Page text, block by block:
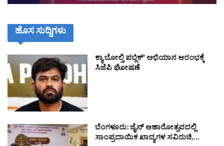
ಹೊಸ ಸುದ್ದಿಗಳು
ಕ್ಯಾ ಬೋಲ್ತಿ ಪಬ್ಲಿಕ್’ ಅಭಿಯಾನ ಆರಂಭಕ್ಕೆ
ಸಿಜೆಪಿ ಘೋಷಣೆ
ಬೆಂಗಳೂರು: ಜೈನ್ ಆಹಾರೋತ್ಸವದಲ್ಲಿ
ಸಾಂಪ್ರದಾಯಿಕ ಖಾದ್ಯಗಳ ಸವಿರುಚಿ,…